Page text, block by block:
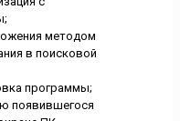
методом
в поисковой
программы;
появившегося